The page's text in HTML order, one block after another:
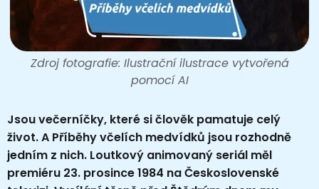
Zdroj fotografie: Ilustrační ilustrace vytvořená
pomocí AI
Jsou večerníčky, které si člověk pamatuje celý
život. A Příběhy včelích medvídků jsou rozhodně
jedním z nich. Loutkový animovaný seriál měl
premiéru 23. prosince 1984 na Československé